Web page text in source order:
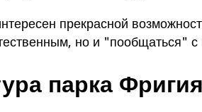
прекрасной
но и "пообщаться" с
парка